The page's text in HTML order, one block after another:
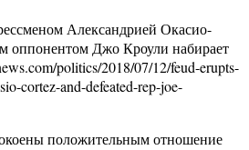
Александрией Окасио-
оппонентом Джо Кроули набирает
politics/2018/07/12/feud-erupts-
cortez-and-defeated-rep-joe-
положительным отношение